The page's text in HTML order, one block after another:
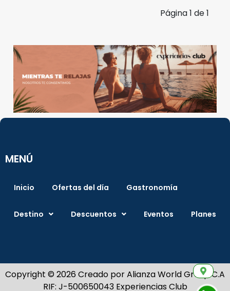
Página1 de1
MENÚ
Inicio Ofertas del día Gastronomía
Destino Descuentos Eventos Planes
Copyright © 2026 Creado por Alianza World Group C.A
RIF: J-500650043 Experiencias Club